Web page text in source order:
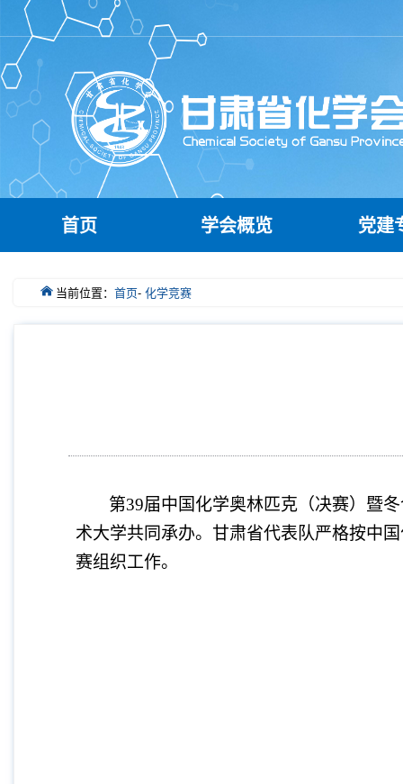
首页 学会概览 党建
当前位置： 首页- 化学竞赛
第39届中国化学奥林匹克（决赛）暨
术大学共同承办。甘肃省代表队严格按中
赛组织工作。